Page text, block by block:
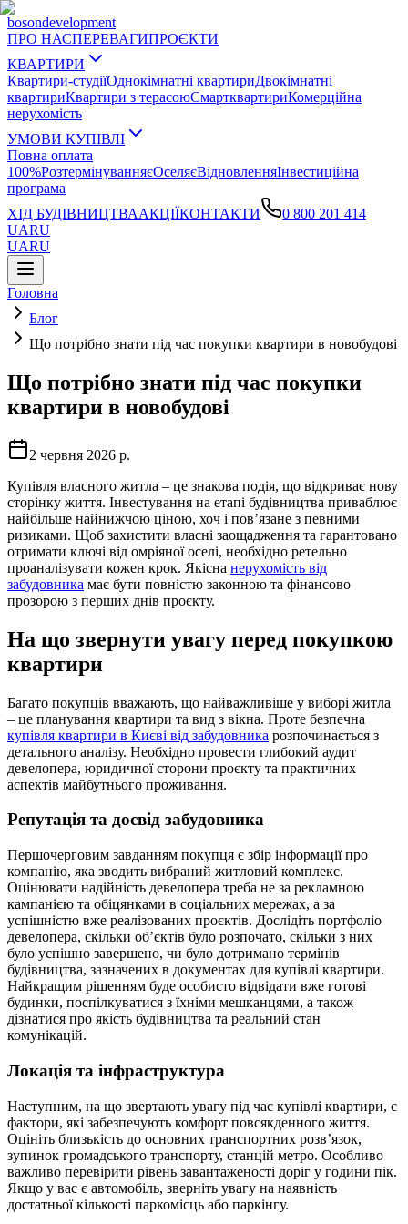
bosondevelopment
ПРО НАСПЕРЕВАГИПРОЄКТИ
КВАРТИРИ
Квартири-студіїОднокімнатні квартириДвокімнатні
квартириКвартири з терасоюСмартквартириКомерційна
нерухомість
УМОВИ КУПІВЛІ
Повна оплата
100%РозтермінуванняєОселяєВідновленняІнвестиційна
програма
ХІД БУДІВНИЦТВААКЦІЇКОНТАКТИ
0 800 201 414
UARU
UARU
Головна
Блог
Що потрібно знати під час покупки квартири в новобудові
Що потрібно знати під час покупки
квартири в новобудові
2 червня 2026 р.
Купівля власного житла – це знакова подія, що відкриває нову
сторінку життя. Інвестування на етапі будівництва приваблює
найбільше найнижчою ціною, хоч і пов’язане з певними
ризиками. Щоб захистити власні заощадження та гарантовано
отримати ключі від омріяної оселі, необхідно ретельно
проаналізувати кожен крок. Якісна нерухомість від
забудовника має бути повністю законною та фінансово
прозорою з перших днів проєкту.
На що звернути увагу перед покупкою
квартири
Багато покупців вважають, що найважливіше у виборі житла
– це планування квартири та вид з вікна. Проте безпечна
купівля квартири в Києві від забудовника розпочинається з
детального аналізу. Необхідно провести глибокий аудит
девелопера, юридичної сторони проєкту та практичних
аспектів майбутнього проживання.
Репутація та досвід забудовника
Першочерговим завданням покупця є збір інформації про
компанію, яка зводить вибраний житловий комплекс.
Оцінювати надійність девелопера треба не за рекламною
кампанією та обіцянками в соціальних мережах, а за
успішністю вже реалізованих проєктів. Дослідіть портфоліо
девелопера, скільки об’єктів було розпочато, скільки з них
було успішно завершено, чи було дотримано термінів
будівництва, зазначених в документах для купівлі квартири.
Найкращим рішенням буде особисто відвідати вже готові
будинки, поспілкуватися з їхніми мешканцями, а також
дізнатися про якість будівництва та реальний стан
комунікацій.
Локація та інфраструктура
Наступним, на що звертають увагу під час купівлі квартири, є
фактори, які забезпечують комфорт повсякденного життя.
Оцініть близькість до основних транспортних розв’язок,
зупинок громадського транспорту, станцій метро. Особливо
важливо перевірити рівень завантаженості доріг у години пік.
Якщо у вас є автомобіль, зверніть увагу на наявність
достатньої кількості паркомісць або паркінгу.